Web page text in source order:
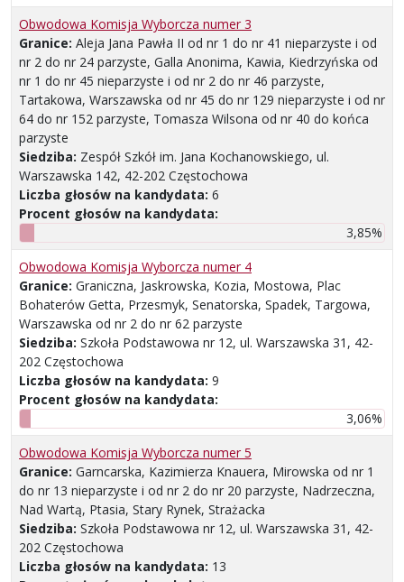
Obwodowa Komisja Wyborcza numer 3
Granice: Aleja Jana Pawła II od nr 1 do nr 41 nieparzyste i od
nr 2 do nr 24 parzyste, Galla Anonima, Kawia, Kiedrzyńska od
nr 1 do nr 45 nieparzyste i od nr 2 do nr 46 parzyste,
Tartakowa, Warszawska od nr 45 do nr 129 nieparzyste i od nr
64 do nr 152 parzyste, Tomasza Wilsona od nr 40 do końca
parzyste
Siedziba: Zespół Szkół im. Jana Kochanowskiego, ul.
Warszawska 142, 42-202 Częstochowa
Liczba głosów na kandydata: 6
Procent głosów na kandydata:
3,85%
Obwodowa Komisja Wyborcza numer 4
Granice: Graniczna, Jaskrowska, Kozia, Mostowa, Plac
Bohaterów Getta, Przesmyk, Senatorska, Spadek, Targowa,
Warszawska od nr 2 do nr 62 parzyste
Siedziba: Szkoła Podstawowa nr 12, ul. Warszawska 31, 42-
202 Częstochowa
Liczba głosów na kandydata: 9
Procent głosów na kandydata:
3,06%
Obwodowa Komisja Wyborcza numer 5
Granice: Garncarska, Kazimierza Knauera, Mirowska od nr 1
do nr 13 nieparzyste i od nr 2 do nr 20 parzyste, Nadrzeczna,
Nad Wartą, Ptasia, Stary Rynek, Strażacka
Siedziba: Szkoła Podstawowa nr 12, ul. Warszawska 31, 42-
202 Częstochowa
Liczba głosów na kandydata: 13